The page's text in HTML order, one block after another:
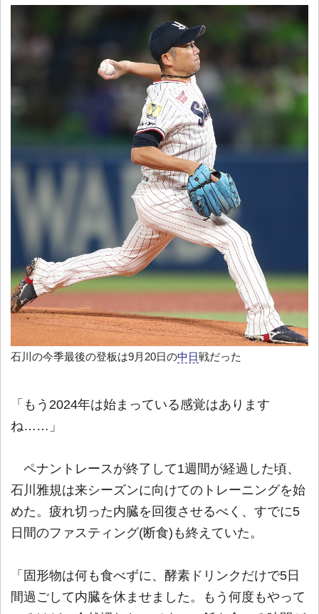
石川の今季最後の登板は9月20日の中日戦だった
「もう2024年は始まっている感覚はあります
ね……」
ペナントレースが終了して1週間が経過した頃、
石川雅規は来シーズンに向けてのトレーニングを始
めた。疲れ切った内臓を回復させるべく、すでに5
日間のファスティング(断食)も終えていた。
「固形物は何も食べずに、酵素ドリンクだけで5日
間過ごして内臓を休ませました。もう何度もやって